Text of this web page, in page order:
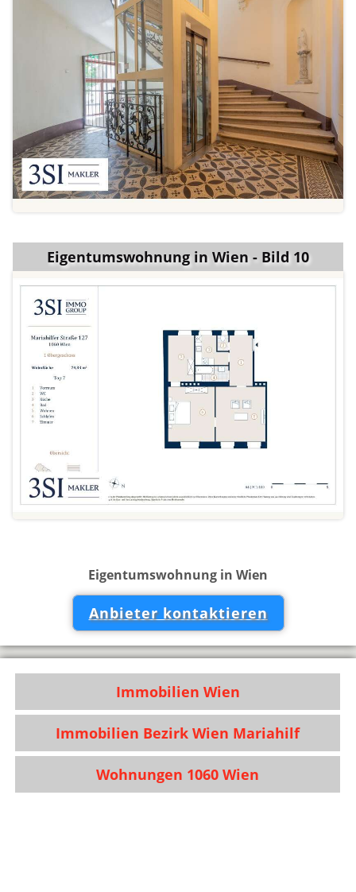
Eigentumswohnung in Wien - Bild 10
Eigentumswohnung in Wien
Anbieter kontaktieren
Immobilien Wien
Immobilien Bezirk Wien Mariahilf
Wohnungen 1060 Wien